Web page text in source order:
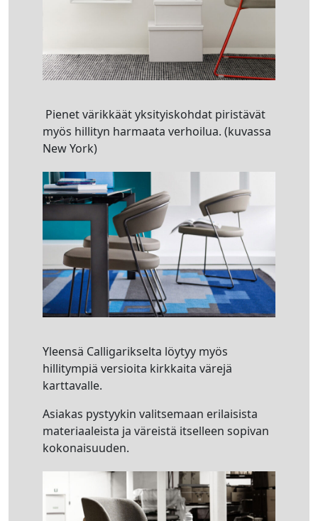
Pienet värikkäät yksityiskohdat piristävät
myös hillityn harmaata verhoilua. (kuvassa
New York)
Yleensä Calligarikselta löytyy myös
hillitympiä versioita kirkkaita värejä
karttavalle.
Asiakas pystyykin valitsemaan erilaisista
materiaaleista ja väreistä itselleen sopivan
kokonaisuuden.